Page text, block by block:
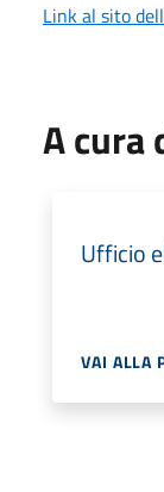
Link al sito
A cura
Ufficio
VAI ALLA